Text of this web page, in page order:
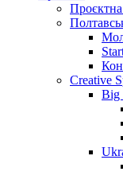
Проєктна
Creative
Big